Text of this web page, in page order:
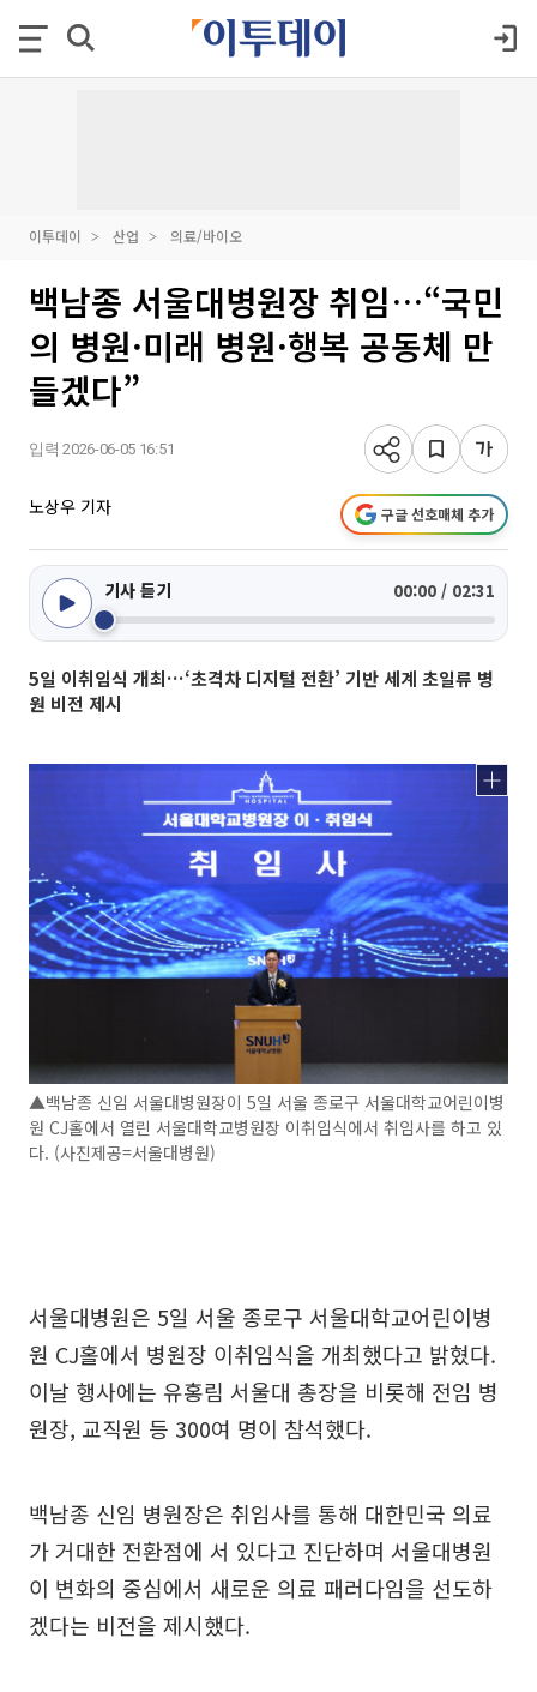
이투데이 산업 의료/바이오
백남종 서울대병원장 취임…“국민
의 병원·미래 병원·행복 공동체 만
들겠다”
입력 2026-06-05 16:51
노상우 기자 구글 선호매체 추가
기사 듣기 00:00 / 02:31
5일 이취임식 개최…‘초격차 디지털 전환’ 기반 세계 초일류 병
원 비전 제시
▲백남종 신임 서울대병원장이 5일 서울 종로구 서울대학교어린이병
원 CJ홀에서 열린 서울대학교병원장 이취임식에서 취임사를 하고 있
다. (사진제공=서울대병원)
서울대병원은 5일 서울 종로구 서울대학교어린이병
원 CJ홀에서 병원장 이취임식을 개최했다고 밝혔다.
이날 행사에는 유홍림 서울대 총장을 비롯해 전임 병
원장, 교직원 등 300여 명이 참석했다.
백남종 신임 병원장은 취임사를 통해 대한민국 의료
가 거대한 전환점에 서 있다고 진단하며 서울대병원
이 변화의 중심에서 새로운 의료 패러다임을 선도하
겠다는 비전을 제시했다.